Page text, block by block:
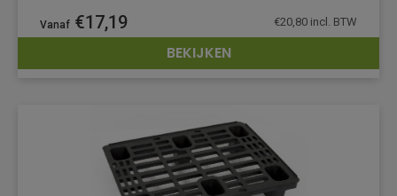
DETAILS
€17,19 €20,80 incl. BTW
BEKIJKEN